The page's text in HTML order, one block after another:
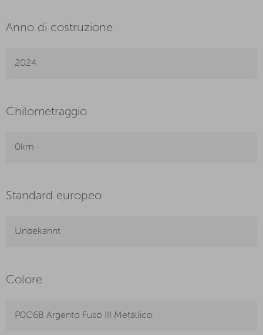
Anno di costruzione
2024
Chilometraggio
0km
Standard europeo
Unbekannt
Colore
P0C6B Argento Fuso III Metallico